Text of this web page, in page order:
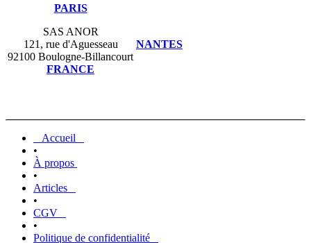
PARIS
SAS ANOR
121, rue d'Aguesseau
92100 Boulogne-Billancourt
FRANCE
NANTES
Accueil
•
À propos
•
Articles
•
CGV
•
Politique de confidentialité